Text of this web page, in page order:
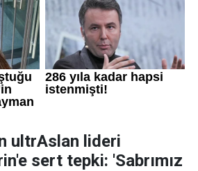
ultrAslan lideri
sert tepki: 'Sabrımız